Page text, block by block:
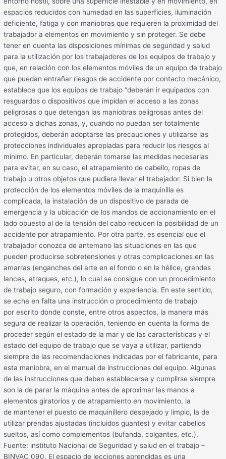
espacios reducidos con humedad en las superficies, iluminación
deficiente, fatiga y con maniobras que requieren la proximidad del
trabajador a elementos en movimiento y sin proteger. Se debe
tener en cuenta las disposiciones mínimas de seguridad y salud
para la utilización por los trabajadores de los equipos de trabajo y
que, en relación con los elementos móviles de un equipo de trabajo
que puedan entrañar riesgos de accidente por contacto mecánico,
establece que los equipos de trabajo “deberán ir equipados con
resguardos o dispositivos que impidan el acceso a las zonas
peligrosas o que detengan las maniobras peligrosas antes del
acceso a dichas zonas, y, cuando no puedan ser totalmente
protegidos, deberán adoptarse las precauciones y utilizarse las
protecciones individuales apropiadas para reducir los riesgos al
mínimo. En particular, deberán tomarse las medidas necesarias
para evitar, en su caso, el atrapamiento de cabello, ropas de
trabajo u otros objetos que pudiera llevar el trabajador. Si bien la
protección de los elementos móviles de la maquinilla es
complicada, la instalación de un dispositivo de parada de
emergencia y la ubicación de los mandos de accionamiento en el
lado opuesto al de la tensión del cabo reducen la posibilidad de un
accidente por atrapamiento. Por otra parte, es esencial que el
trabajador conozca de antemano las situaciones en las que
pueden producirse sobretensiones y otras complicaciones en las
amarras (enganches del arte en el fondo o en la hélice, grandes
lances, atraques, etc.), lo cual se consigue con un procedimiento
de trabajo seguro, con formación y experiencia. En este sentido,
se echa en falta una instrucción o procedimiento de trabajo
por escrito donde conste, entre otros aspectos, la manera más
segura de realizar la operación, teniendo en cuenta la forma de
proceder según el estado de la mar y de las características y el
estado del equipo de trabajo que se vaya a utilizar, partiendo
siempre de las recomendaciones indicadas por el fabricante, para
esta maniobra, en el manual de instrucciones del equipo. Algunas
de las instrucciones que deben establecerse y cumplirse siempre
son la de parar la máquina antes de aproximar las manos a
elementos giratorios y de atrapamiento en movimiento, la
de mantener el puesto de maquinillero despejado y limpio, la de
utilizar prendas ajustadas (incluidos guantes) y evitar cabellos
sueltos, así como complementos (bufanda, colgantes, etc.).
Fuente: instituto Nacional de Seguridad y salud en el trabajo –
BINVAC_090. El espacio de lecciones aprendidas es una